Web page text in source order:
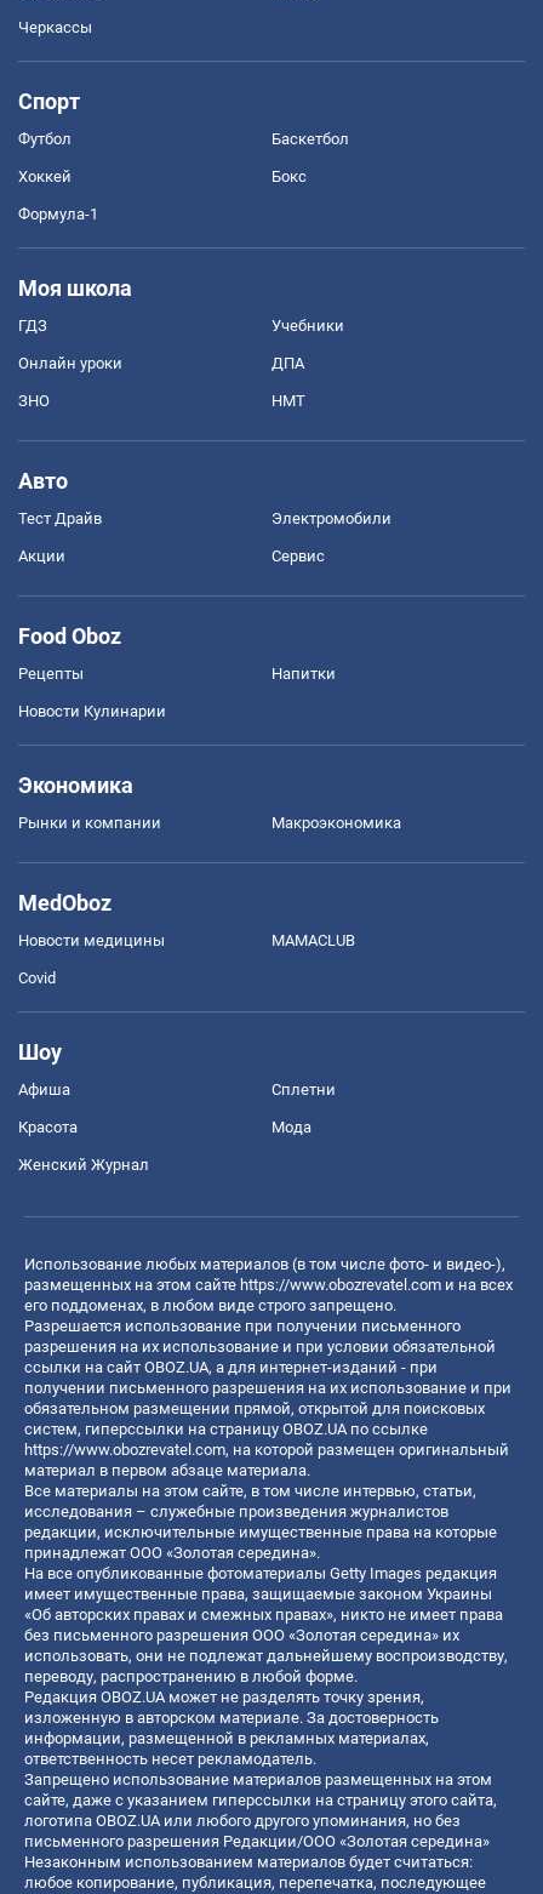
Черкассы
Спорт
Футбол Баскетбол
Хоккей Бокс
Формула-1
Моя школа
ГДЗ Учебники
Онлайн уроки ДПА
ЗНО НМТ
Авто
Тест Драйв Электромобили
Акции Сервис
Food Oboz
Рецепты Напитки
Новости Кулинарии
Экономика
Рынки и компании Mакроэкономика
MedOboz
Новости медицины MAMACLUB
Covid
Шоу
Афиша Сплетни
Красота Мода
Женский Журнал
Использование любых материалов (в том числе фото- и видео-),
размещенных на этом сайте https://www.obozrevatel.com и на всех
его поддоменах, в любом виде строго запрещено.
Разрешается использование при получении письменного
разрешения на их использование и при условии обязательной
ссылки на сайт OBOZ.UA, а для интернет-изданий - при
получении письменного разрешения на их использование и при
обязательном размещении прямой, открытой для поисковых
систем, гиперссылки на страницу OBOZ.UA по ссылке
https://www.obozrevatel.com, на которой размещен оригинальный
материал в первом абзаце материала.
Все материалы на этом сайте, в том числе интервью, статьи,
исследования – служебные произведения журналистов
редакции, исключительные имущественные права на которые
принадлежат ООО «Золотая середина».
На все опубликованные фотоматериалы Getty Images редакция
имеет имущественные права, защищаемые законом Украины
«Об авторских правах и смежных правах», никто не имеет права
без письменного разрешения ООО «Золотая середина» их
использовать, они не подлежат дальнейшему воспроизводству,
переводу, распространению в любой форме.
Редакция OBOZ.UA может не разделять точку зрения,
изложенную в авторском материале. За достоверность
информации, размещенной в рекламных материалах,
ответственность несет рекламодатель.
Запрещено использование материалов размещенных на этом
сайте, даже с указанием гиперссылки на страницу этого сайта,
логотипа OBOZ.UA или любого другого упоминания, но без
письменного разрешения Редакции/ООО «Золотая середина»
Незаконным использованием материалов будет считаться:
любое копирование, публикация, перепечатка, последующее